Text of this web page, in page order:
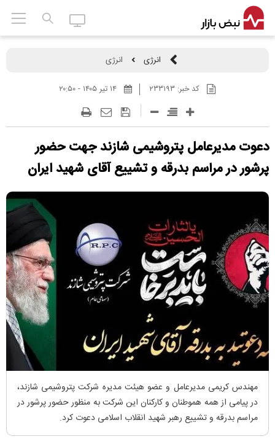
انرژی انرژی
کد خبر:۲۳۳۱۹۳ ۱۴ تير ۱۴۰۵ - ۲۰:۵۰
دعوت مدیرعامل پتروشیمی شازند جهت حضور
پرشور در مراسم بدرقه و تشییع آقای شهید ایران
مهندس کریمی مدیرعامل و عضو هیئت مدیره شرکت پتروشیمی شازند،
در پیامی از همه هموطنان و کارکنان این شرکت به منظور حضور پرشور در
مراسم بدرقه و تشییع رهبر شهید انقلاب اسلامی دعوت کرد.